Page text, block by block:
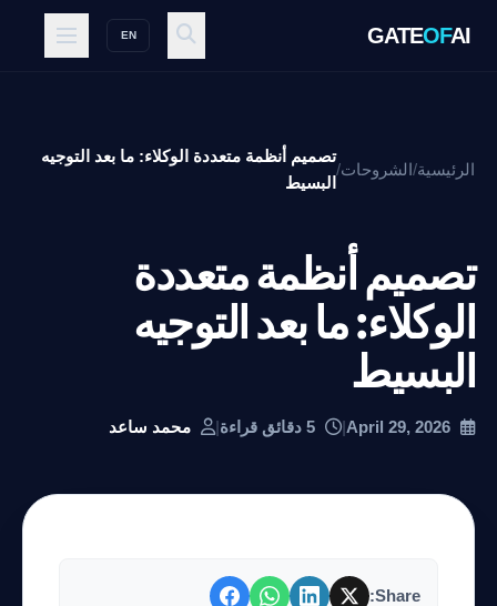
GATEOFAI
EN
الرئيسية/الشروحات/
تصميم أنظمة متعددة الوكلاء: ما بعد التوجيه
البسيط
تصميم أنظمة متعددة
الوكلاء: ما بعد التوجيه
البسيط
|
| محمد ساعد
Share: